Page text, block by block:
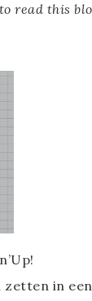
read this
zetten in een